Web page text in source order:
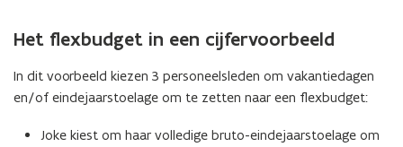
Het flexbudget in een cijfervoorbeeld
In dit voorbeeld kiezen 3 personeelsleden om vakantiedagen
en/of eindejaarstoelage om te zetten naar een flexbudget:
Joke kiest om haar volledige bruto-eindejaarstoelage om